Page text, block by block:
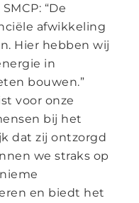
“De
afwikkeling
Hier hebben wij
in
bouwen.”
voor onze
bij het
dat zij ontzorgd
we straks op
en biedt het